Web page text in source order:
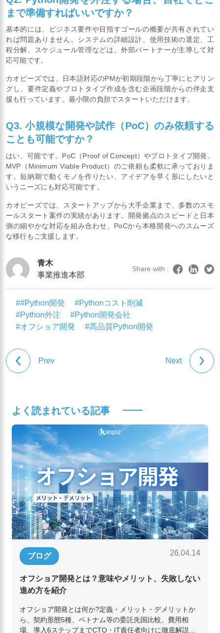
まで準備すればいいですか？
基本的には、ビジネス要件や目指すゴールの概要が共有されてい
れば問題ありません。システムの詳細設計、使用技術の選定、工
程分解、スケジュール管理などは、外部パートナーが主導して対
応可能です。
カオピーズでは、日本語対応のPMが初期段階から丁寧にヒアリン
グし、要件定義やプロトタイプ作成を含む企画段階からの伴走支
援も行っています。最小限の負担でスタートいただけます。
Q3. 小規模な開発や試作（PoC）のみ依頼する
ことも可能ですか？
はい、可能です。PoC（Proof of Concept）やプロトタイプ開発、
MVP（Minimum Viable Product）のご依頼も柔軟に承っておりま
す。短納期で動くモノを作りたい、アイデアを早く形にしたいと
いうニーズにも対応可能です。
カオピーズでは、スタートアップから大手企業まで、多数のスモ
ールスタート案件の実績があります。開発拠点のスピードと日本
側の細やかな対応を組み合わせ、PoCから本格開発へのスムーズ
な移行もご支援します。
青木
事業推進本部
Share with :
##Python開発
#Pythonコスト削減
#Python外注
#Python開発会社
#オフショア開発
#高品質Python開発
Prev Next
よく読まれている記事
ブログ 26.04.14
オフショア開発とは？意味やメリット、失敗しない
進め方を紹介
オフショア開発とは何か?定義・メリット・デメリットか
ら、契約形態5種、ベトナム等の委託先国比較、費用相
場、導入6ステップまでCTO・IT責任者向けに徹底解説。